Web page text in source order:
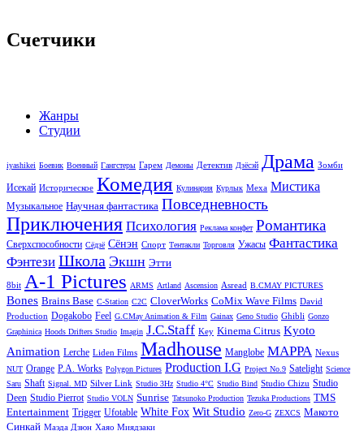
Счетчики
Жанры
Студии
iyashikei Боевик Военный Гангстеры Гарем Демоны Детектив Дзёсэй Драма Зомби
Исекай Историческое Комедия Кулинария Курлык Меха Мистика
Музыкальное Научная фантастика Повседневность
Приключения Психология Реклама конфет Романтика
Сверхспособности Сёдзё Сёнэн Спорт Тентакли Торговля Ужасы Фантастика
Фэнтези Школа Экшн Этти
8bit A-1 Pictures ARMS Artland Ascension Asread B.CMAY PICTURES
Bones Brains Base C-Station C2C CloverWorks CoMix Wave Films David
Production Dogakobo Feel G.CMay Animation & Film Gainax Geno Studio Ghibli Gonzo
Graphinica Hoods Drifters Studio Imagin J.C.Staff Key Kinema Citrus Kyoto
Animation Lerche Liden Films Madhouse Manglobe MAPPA Nexus
NUT Orange P.A. Works Polygon Pictures Production I.G Project No.9 Satelight Science
Saru Shaft Signal. MD Silver Link Studio 3Hz Studio 4°C Studio Bind Studio Chizu Studio
Deen Studio Pierrot Studio VOLN Sunrise Tatsunoko Production Tezuka Productions TMS
Entertainment Trigger Ufotable White Fox Wit Studio Zero-G ZEXCS Макото
Синкай Маэда Дзюн Хаяо Миядзаки